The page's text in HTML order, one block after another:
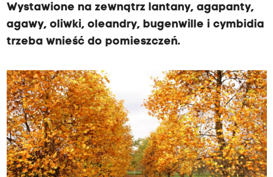
Wystawione na zewnątrz lantany, agapanty,
agawy, oliwki, oleandry, bugenwille i cymbidia
trzeba wnieść do pomieszczeń.